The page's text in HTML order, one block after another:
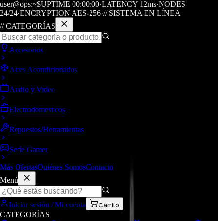
user@ops:~$UPTIME 00:00:00·LATENCY 12ms·NODES
24/24·ENCRYPTION AES-256·// SISTEMA EN LÍNEA
// CATEGORÍAS
Accesorios
Aires Acondicionados
Audio y Video
Electrodomesticos
Repuestos/Herramientas
Seríe Gamer
Más OfertasQuiénes SomosContacto
Menú
Iniciar sesión / Mi cuenta Carrito
CATEGORÍAS